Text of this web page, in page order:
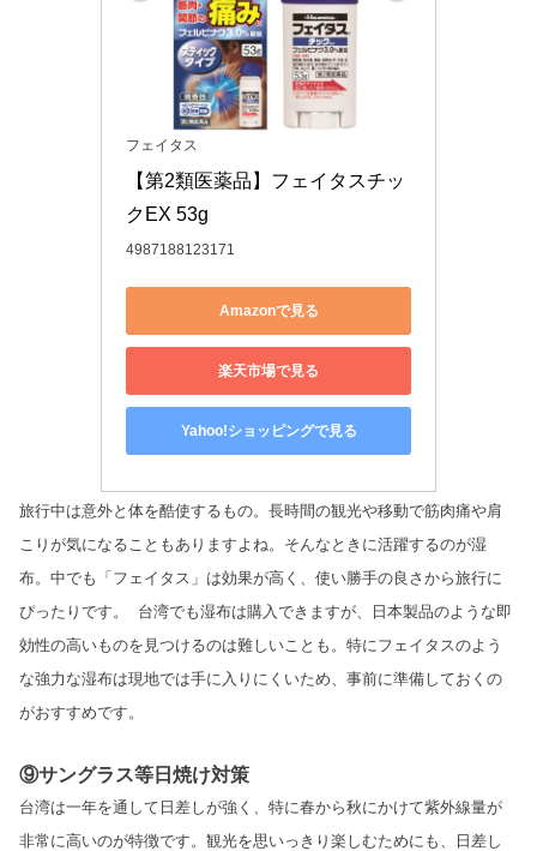
フェイタス
【第2類医薬品】フェイタスチッ
クEX 53g
4987188123171
Amazonで見る
楽天市場で見る
Yahoo!ショッピングで見る
旅行中は意外と体を酷使するもの。長時間の観光や移動で筋肉痛や肩
こりが気になることもありますよね。そんなときに活躍するのが湿
布。中でも「フェイタス」は効果が高く、使い勝手の良さから旅行に
ぴったりです。
台湾でも湿布は購入できますが、日本製品のような即
効性の高いものを見つけるのは難しいことも。特にフェイタスのよう
な強力な湿布は現地では手に入りにくいため、事前に準備しておくの
がおすすめです。
⑨サングラス等日焼け対策
台湾は一年を通して日差しが強く、特に春から秋にかけて紫外線量が
非常に高いのが特徴です。観光を思いっきり楽しむためにも、日差し